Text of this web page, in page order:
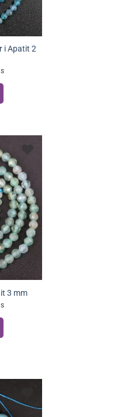
i Apatit 2
3 mm